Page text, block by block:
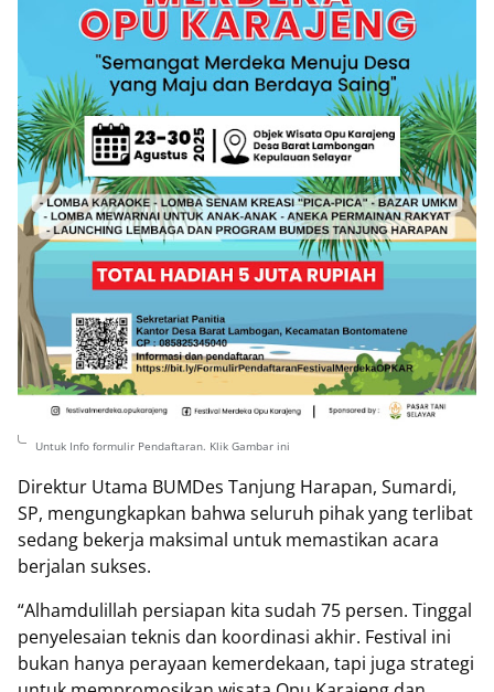
Untuk Info formulir Pendaftaran. Klik Gambar ini
Direktur Utama BUMDes Tanjung Harapan, Sumardi,
SP, mengungkapkan bahwa seluruh pihak yang terlibat
sedang bekerja maksimal untuk memastikan acara
berjalan sukses.
“Alhamdulillah persiapan kita sudah 75 persen. Tinggal
penyelesaian teknis dan koordinasi akhir. Festival ini
bukan hanya perayaan kemerdekaan, tapi juga strategi